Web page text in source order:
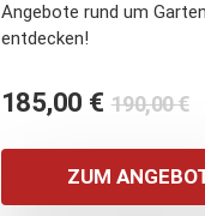
Angebote rund um
entdecken!
190,00€
185,00 €
ZUM